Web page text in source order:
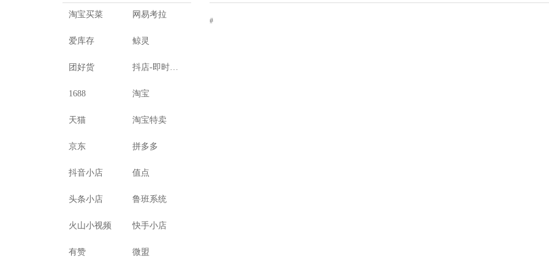
淘宝买菜 网易考拉
爱库存 鲸灵
团好货 抖店-即时零售
1688 淘宝
天猫 淘宝特卖
京东 拼多多
抖音小店 值点
头条小店 鲁班系统
火山小视频 快手小店
有赞 微盟
#